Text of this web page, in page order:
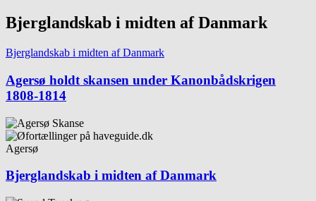
Bjerglandskab i midten af Danmark
Bjerglandskab i midten af Danmark
Agersø holdt skansen under Kanonbådskrigen
1808-1814
Agersø
Bjerglandskab i midten af Danmark